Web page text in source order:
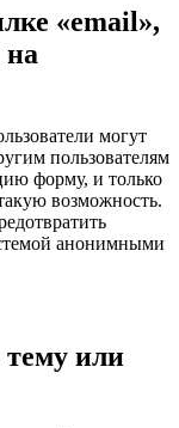
«email»,
на
могут
пользователям
форму, и только
возможность.
анонимными
тему или